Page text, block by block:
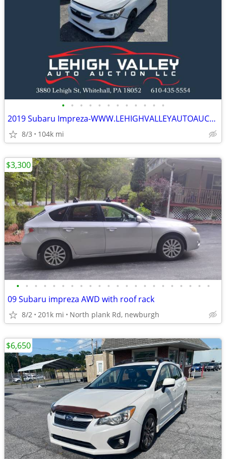
• • • • • • • • • • • •
2019 Subaru Impreza-WWW.LEHIGHVALLEYAUTOAUCTION.COM
8/3 104k mi
• • • • • • • • • • • • • • • • • • • • • •
09 Subaru impreza AWD with roof rack
8/2 201k mi North plank Rd, newburgh
$3,300
$6,650